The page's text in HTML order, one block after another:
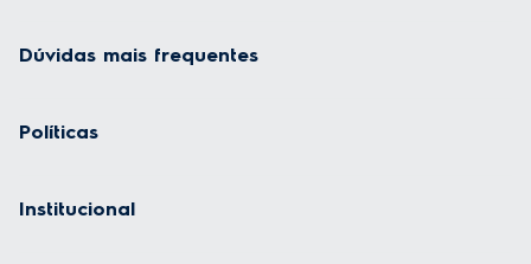
Dúvidas mais frequentes
Políticas
Institucional